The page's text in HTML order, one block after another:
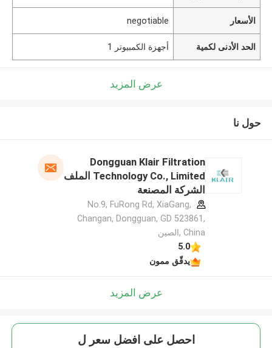
الأسعار negotiable
الحد الأدنى لكمية أجهزة الكمبيوتر 1
عرض المزيد
حول نا
Dongguan Klair Filtration
Technology Co., Limited الملف
الشركة المصنعة
No.9, FuRong Rd, XiaGang,
Changan, Dongguan, GD 523861,
China ,الصين
5.0
يدقّق ممون
عرض المزيد
احصل على افضل سعر ل